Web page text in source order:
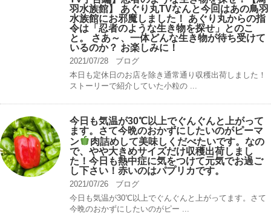
羽水族館】 あぐり丸TVなんと今回はあの鳥羽
水族館にお邪魔しました！ あぐり丸からの指
令は「忍者のような生き物を探せ」とのこ
と。 さあ～、一体どんな生き物が待ち受けて
いるのか？ お楽しみに！
2021/07/28
ブログ
本日も定休日のお店を除き通常通り収穫出荷しました！
ストーリーで紹介していた小粒の ...
今日も気温が30℃以上でぐんぐんと上がって
ます。さて今晩のおかずにしたいのがピーマ
ン
肉詰めして美味しくだべたいです。なの
で、やや大きめサイズだけ収穫出荷しまし
た！今日も熱中症に気をつけて元気でお過ご
し下さい！赤いのはパプリカです。
2021/07/26
ブログ
今日も気温が30℃以上でぐんぐんと上がってます。さて
今晩のおかずにしたいのがピー ...